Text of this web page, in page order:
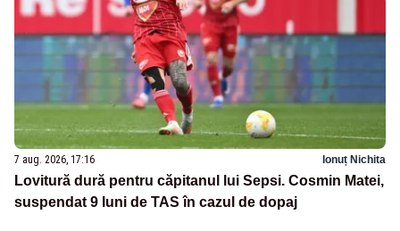
7 aug. 2026, 17:16 Ionuț Nichita
Lovitură dură pentru căpitanul lui Sepsi. Cosmin Matei,
suspendat 9 luni de TAS în cazul de dopaj